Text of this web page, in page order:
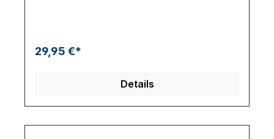
29,95 €*
Details